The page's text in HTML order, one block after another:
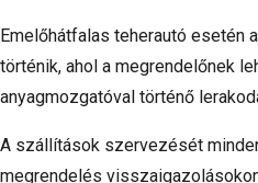
Emelőhátfalas teherautó esetén
történik, ahol a megrendelőnek
anyagmozgatóval történő
A szállítások szervezését
megrendelés